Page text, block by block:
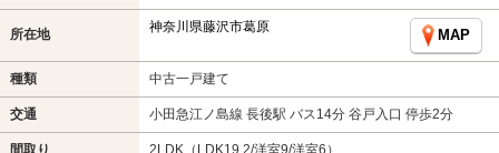
所在地 神奈川県藤沢市葛原
MAP
種類 中古一戸建て
交通 小田急江ノ島線 長後駅 バス14分 谷戸入口 停歩2分
間取り 2LDK（LDK19.2/洋室9/洋室6）